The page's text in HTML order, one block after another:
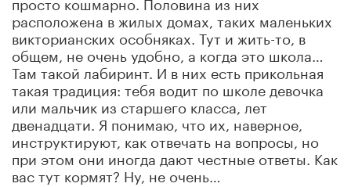
расположена в жилых домах, таких маленьких
викторианских особняках. Тут и жить-то, в
общем, не очень удобно, а когда это школа…
Там такой лабиринт. И в них есть прикольная
такая традиция: тебя водит по школе девочка
или мальчик из старшего класса, лет
двенадцати. Я понимаю, что их, наверное,
инструктируют, как отвечать на вопросы, но
при этом они иногда дают честные ответы. Как
вас тут кормят? Ну, не очень…